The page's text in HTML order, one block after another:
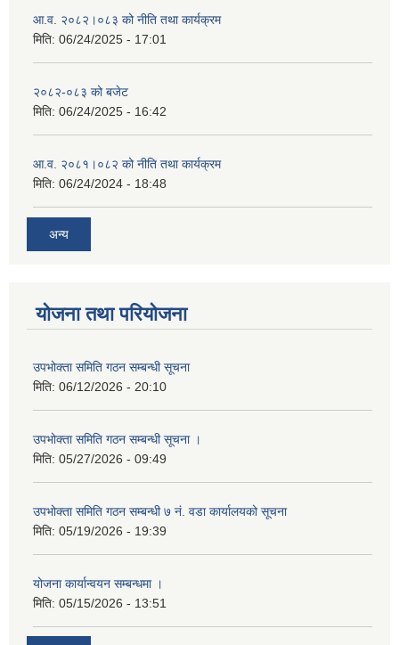
आ.व. २०८२।०८३ को नीति तथा कार्यक्रम
मिति: 06/24/2025 - 17:01
२०८२-०८३ को बजेट
मिति: 06/24/2025 - 16:42
आ.व. २०८१।०८२ को नीति तथा कार्यक्रम
मिति: 06/24/2024 - 18:48
अन्य
योजना तथा परियोजना
उपभोक्ता समिति गठन सम्बन्धी सूचना
मिति: 06/12/2026 - 20:10
उपभोक्ता समिति गठन सम्बन्धी सूचना ।
मिति: 05/27/2026 - 09:49
उपभोक्ता समिति गठन सम्बन्धी ७ नं. वडा कार्यालयको सूचना
मिति: 05/19/2026 - 19:39
योजना कार्यान्वयन सम्बन्धमा ।
मिति: 05/15/2026 - 13:51